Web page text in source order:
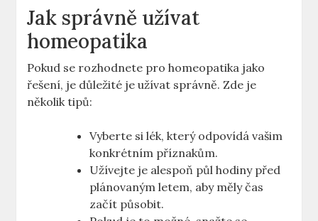
Jak správně užívat
homeopatika
Pokud se rozhodnete pro homeopatika jako
řešení, je důležité je užívat správně. Zde je
několik tipů:
Vyberte si lék, který odpovídá vašim
konkrétním příznakům.
Užívejte je alespoň půl hodiny před
plánovaným letem, aby měly čas
začít působit.